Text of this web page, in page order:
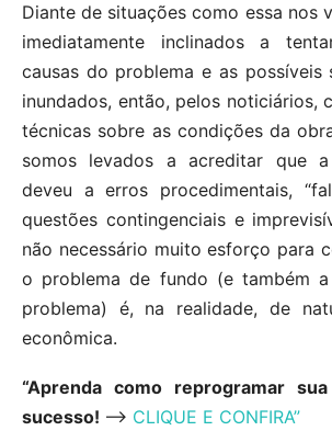
Diante de situações como essa nos
imediatamente inclinados a
causas do problema e as possíveis
inundados, então, pelos noticiários,
técnicas sobre as condições da
somos levados a acreditar que a
deveu a erros procedimentais,
questões contingenciais e
não necessário muito esforço para
o problema de fundo (e também
problema) é, na realidade, de
econômica.
“Aprenda como reprogramar
sucesso! — > CLIQUE E CONFIRA”